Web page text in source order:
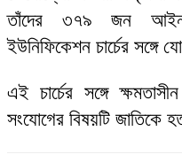
তাঁদের ৩৭৯ জন
ইউনিফিকেশন চার্চের সঙ্গে
এই চার্চের সঙ্গে
সংযোগের বিষয়টি জাতিকে